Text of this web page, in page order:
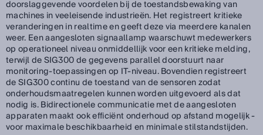
doorslaggevende voordelen bij de toestandsbewaking van
machines in veeleisende industrieën. Het registreert kritieke
veranderingen in realtime en geeft deze via meerdere kanalen
weer. Een aangesloten signaallamp waarschuwt medewerkers
op operationeel niveau onmiddellijk voor een kritieke melding,
terwijl de SIG300 de gegevens parallel doorstuurt naar
monitoring-toepassingen op IT-niveau. Bovendien registreert
de SIG300 continu de toestand van de sensoren zodat
onderhoudsmaatregelen kunnen worden uitgevoerd als dat
nodig is. Bidirectionele communicatie met de aangesloten
apparaten maakt ook efficiënt onderhoud op afstand mogelijk -
voor maximale beschikbaarheid en minimale stilstandstijden.